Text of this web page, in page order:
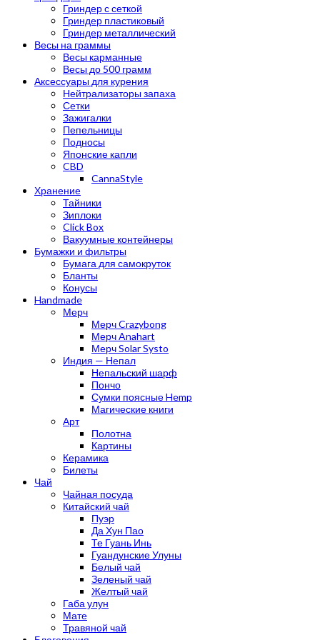
Гриндер с сеткой
Гриндер пластиковый
Гриндер металлический
Весы на граммы
Весы карманные
Весы до 500 грамм
Аксессуары для курения
Нейтрализаторы запаха
Сетки
Зажигалки
Пепельницы
Подносы
Японские капли
CBD
CannaStyle
Хранение
Тайники
Зиплоки
Click Box
Вакуумные контейнеры
Бумажки и фильтры
Бумага для самокруток
Бланты
Конусы
Handmade
Мерч
Мерч Crazybong
Мерч Anahart
Мерч Solar Systo
Индия — Непал
Непальский шарф
Пончо
Сумки поясные Hemp
Магические книги
Арт
Полотна
Картины
Керамика
Билеты
Чай
Чайная посуда
Китайский чай
Пуэр
Да Хун Пао
Те Гуань Инь
Гуандунские Улуны
Белый чай
Зеленый чай
Желтый чай
Габа улун
Мате
Травяной чай